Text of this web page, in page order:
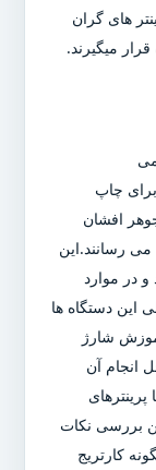
های گران
میگیرند.
برای چاپ
افشان
می رسانند.این
در موارد
این دستگاه ها
شارژ
انجام آن
بررسی نکات
کارتریج